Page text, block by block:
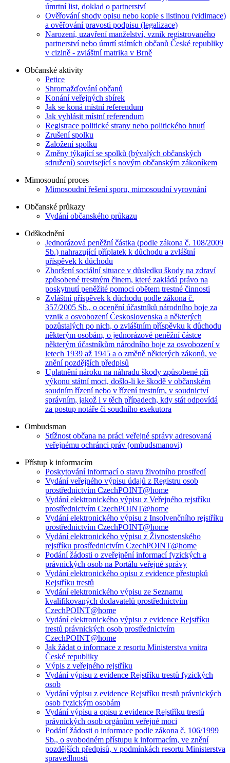
úmrtní list, doklad o partnerství
Ověřování shody opisu nebo kopie s listinou (vidimace)
a ověřování pravosti podpisu (legalizace)
Narození, uzavření manželství, vznik registrovaného
partnerství nebo úmrtí státních občanů České republiky
v cizině - zvláštní matrika v Brně
Občanské aktivity
Petice
Shromažďování občanů
Konání veřejných sbírek
Jak se koná místní referendum
Jak vyhlásit místní referendum
Registrace politické strany nebo politického hnutí
Zrušení spolku
Založení spolku
Změny týkající se spolků (bývalých občanských
sdružení) související s novým občanským zákoníkem
Mimosoudní proces
Mimosoudní řešení sporu, mimosoudní vyrovnání
Občanské průkazy
Vydání občanského průkazu
Odškodnění
Jednorázová peněžní částka (podle zákona č. 108/2009
Sb.) nahrazující příplatek k důchodu a zvláštní
příspěvek k důchodu
Zhoršení sociální situace v důsledku škody na zdraví
způsobené trestným činem, které zakládá právo na
poskytnutí peněžité pomoci obětem trestné činnosti
Zvláštní příspěvek k důchodu podle zákona č.
357/2005 Sb., o ocenění účastníků národního boje za
vznik a osvobození Československa a některých
pozůstalých po nich, o zvláštním příspěvku k důchodu
některým osobám, o jednorázové peněžní částce
některým účastníkům národního boje za osvobození v
letech 1939 až 1945 a o změně některých zákonů, ve
znění pozdějších předpisů
Uplatnění nároku na náhradu škody způsobené při
výkonu státní moci, došlo-li ke škodě v občanském
soudním řízení nebo v řízení trestním, v soudnictví
správním, jakož i v těch případech, kdy stát odpovídá
za postup notáře či soudního exekutora
Ombudsman
Stížnost občana na práci veřejné správy adresovaná
veřejnému ochránci práv (ombudsmanovi)
Přístup k informacím
Poskytování informací o stavu životního prostředí
Vydání veřejného výpisu údajů z Registru osob
prostřednictvím CzechPOINT@home
Vydání elektronického výpisu z Veřejného rejstříku
prostřednictvím CzechPOINT@home
Vydání elektronického výpisu z Insolvenčního rejstříku
prostřednictvím CzechPOINT@home
Vydání elektronického výpisu z Živnostenského
rejstříku prostřednictvím CzechPOINT@home
Podání žádosti o zveřejnění informací fyzických a
právnických osob na Portálu veřejné správy
Vydání elektronického opisu z evidence přestupků
Rejstříku trestů
Vydání elektronického výpisu ze Seznamu
kvalifikovaných dodavatelů prostřednictvím
CzechPOINT@home
Vydání elektronického výpisu z evidence Rejstříku
trestů právnických osob prostřednictvím
CzechPOINT@home
Jak žádat o informace z resortu Ministerstva vnitra
České republiky
Výpis z veřejného rejstříku
Vydání výpisu z evidence Rejstříku trestů fyzických
osob
Vydání výpisu z evidence Rejstříku trestů právnických
osob fyzickým osobám
Vydání výpisu a opisu z evidence Rejstříku trestů
právnických osob orgánům veřejné moci
Podání žádosti o informace podle zákona č. 106/1999
Sb., o svobodném přístupu k informacím, ve znění
pozdějších předpisů, v podmínkách resortu Ministerstva
spravedlnosti